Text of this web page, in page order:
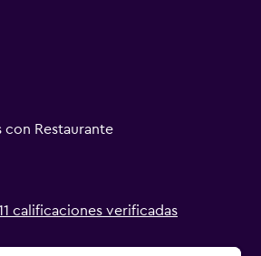
con Restaurante
calificaciones verificadas